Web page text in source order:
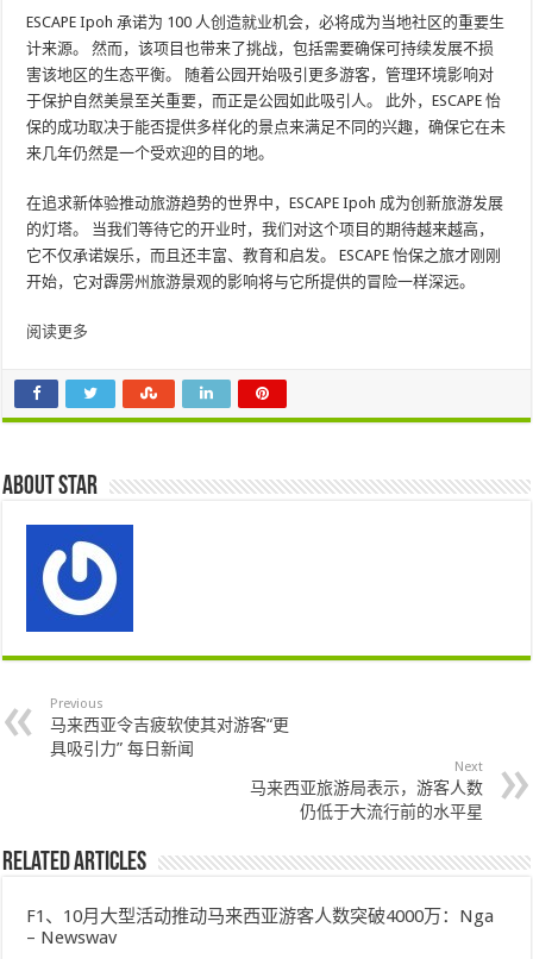
ESCAPE Ipoh 承诺为 100 人创造就业机会，必将成为当地社区的重要生
计来源。 然而，该项目也带来了挑战，包括需要确保可持续发展不损
害该地区的生态平衡。 随着公园开始吸引更多游客，管理环境影响对
于保护自然美景至关重要，而正是公园如此吸引人。 此外，ESCAPE 怡
保的成功取决于能否提供多样化的景点来满足不同的兴趣，确保它在未
来几年仍然是一个受欢迎的目的地。
在追求新体验推动旅游趋势的世界中，ESCAPE Ipoh 成为创新旅游发展
的灯塔。 当我们等待它的开业时，我们对这个项目的期待越来越高，
它不仅承诺娱乐，而且还丰富、教育和启发。 ESCAPE 怡保之旅才刚刚
开始，它对霹雳州旅游景观的影响将与它所提供的冒险一样深远。
阅读更多
About star
Previous
马来西亚令吉疲软使其对游客“更
具吸引力” 每日新闻
Next
马来西亚旅游局表示，游客人数
仍低于大流行前的水平星
Related Articles
F1、10月大型活动推动马来西亚游客人数突破4000万：Nga
– Newswav